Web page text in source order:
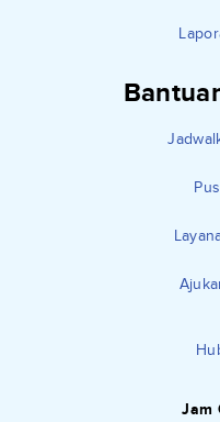
Jam